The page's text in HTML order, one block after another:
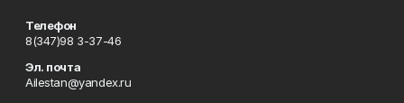
Телефон
8(347)98 3-37-46
Эл. почта
Ailestan@yandex.ru